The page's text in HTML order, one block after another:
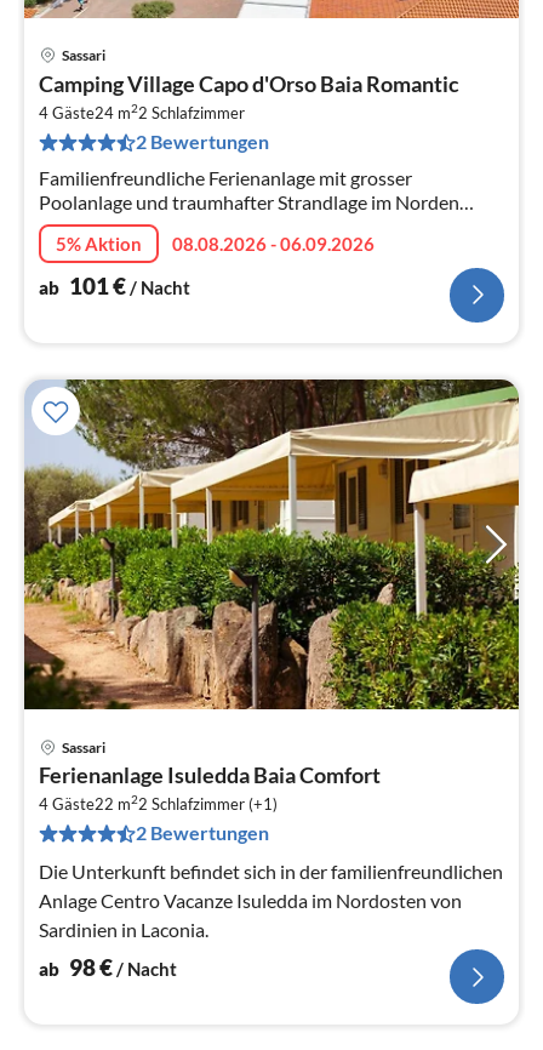
Sassari
Camping Village Capo d'Orso Baia Romantic
4 Gäste24 m22 Schlafzimmer
2 Bewertungen
Familienfreundliche Ferienanlage mit grosser
Poolanlage und traumhafter Strandlage im Norden
Sardiniens.
5% Aktion
08.08.2026 - 06.09.2026
ab 101€/ Nacht
Sassari
Ferienanlage Isuledda Baia Comfort
4 Gäste22 m22 Schlafzimmer (+1)
2 Bewertungen
Die Unterkunft befindet sich in der familienfreundlichen
Anlage Centro Vacanze Isuledda im Nordosten von
Sardinien in Laconia.
ab 98€/ Nacht